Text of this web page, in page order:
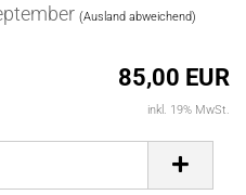
(Ausland abweichend)
85,00 EUR
inkl. 19% MwSt.